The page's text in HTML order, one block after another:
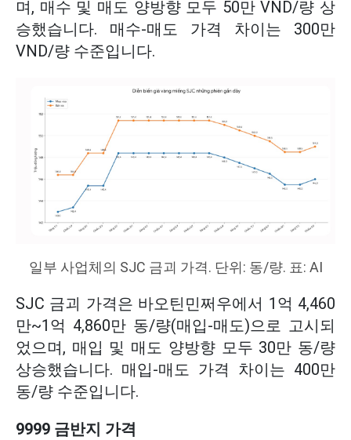
며, 매수 및 매도 양방향 모두 50만 VND/량 상
승했습니다. 매수-매도 가격 차이는 300만
VND/량 수준입니다.
일부 사업체의 SJC 금괴 가격. 단위: 동/량. 표: AI
SJC 금괴 가격은 바오틴민쩌우에서 1억 4,460
만~1억 4,860만 동/량(매입-매도)으로 고시되
었으며, 매입 및 매도 양방향 모두 30만 동/량
상승했습니다. 매입-매도 가격 차이는 400만
동/량 수준입니다.
9999 금반지 가격